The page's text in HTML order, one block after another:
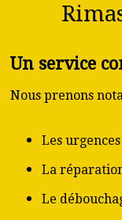
Un service
Nous prenons
Les
La
Le